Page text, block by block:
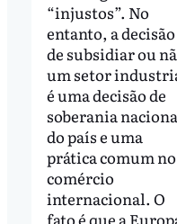
“injustos”. No
entanto, a decisão
de subsidiar ou
um setor
é uma decisão de
soberania
do país e uma
prática comum no
comércio
internacional. O
fato é que a